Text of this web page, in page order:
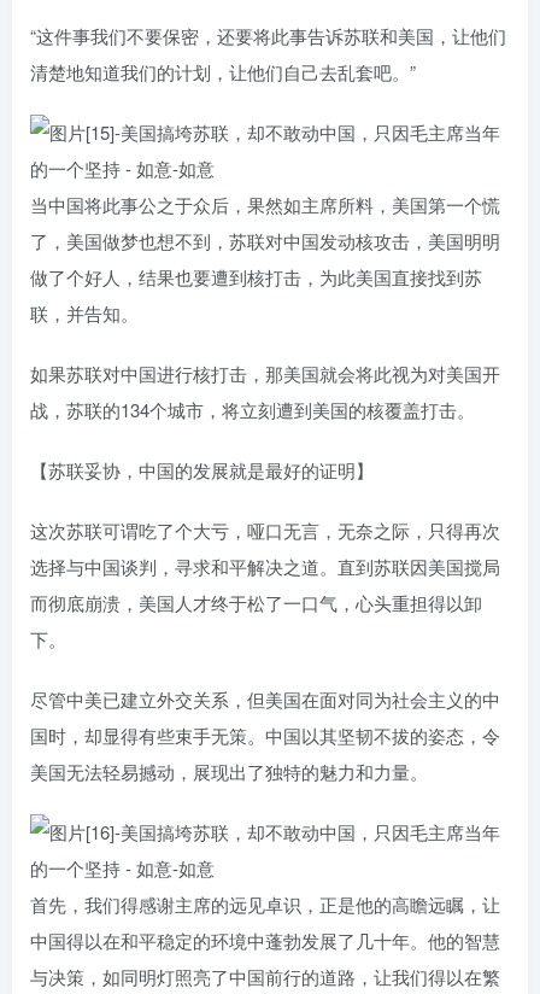
“这件事我们不要保密，还要将此事告诉苏联和美国，让他们
清楚地知道我们的计划，让他们自己去乱套吧。”
当中国将此事公之于众后，果然如主席所料，美国第一个慌
了，美国做梦也想不到，苏联对中国发动核攻击，美国明明
做了个好人，结果也要遭到核打击，为此美国直接找到苏
联，并告知。
如果苏联对中国进行核打击，那美国就会将此视为对美国开
战，苏联的134个城市，将立刻遭到美国的核覆盖打击。
【苏联妥协，中国的发展就是最好的证明】
这次苏联可谓吃了个大亏，哑口无言，无奈之际，只得再次
选择与中国谈判，寻求和平解决之道。直到苏联因美国搅局
而彻底崩溃，美国人才终于松了一口气，心头重担得以卸
下。
尽管中美已建立外交关系，但美国在面对同为社会主义的中
国时，却显得有些束手无策。中国以其坚韧不拔的姿态，令
美国无法轻易撼动，展现出了独特的魅力和力量。
首先，我们得感谢主席的远见卓识，正是他的高瞻远瞩，让
中国得以在和平稳定的环境中蓬勃发展了几十年。他的智慧
与决策，如同明灯照亮了中国前行的道路，让我们得以在繁